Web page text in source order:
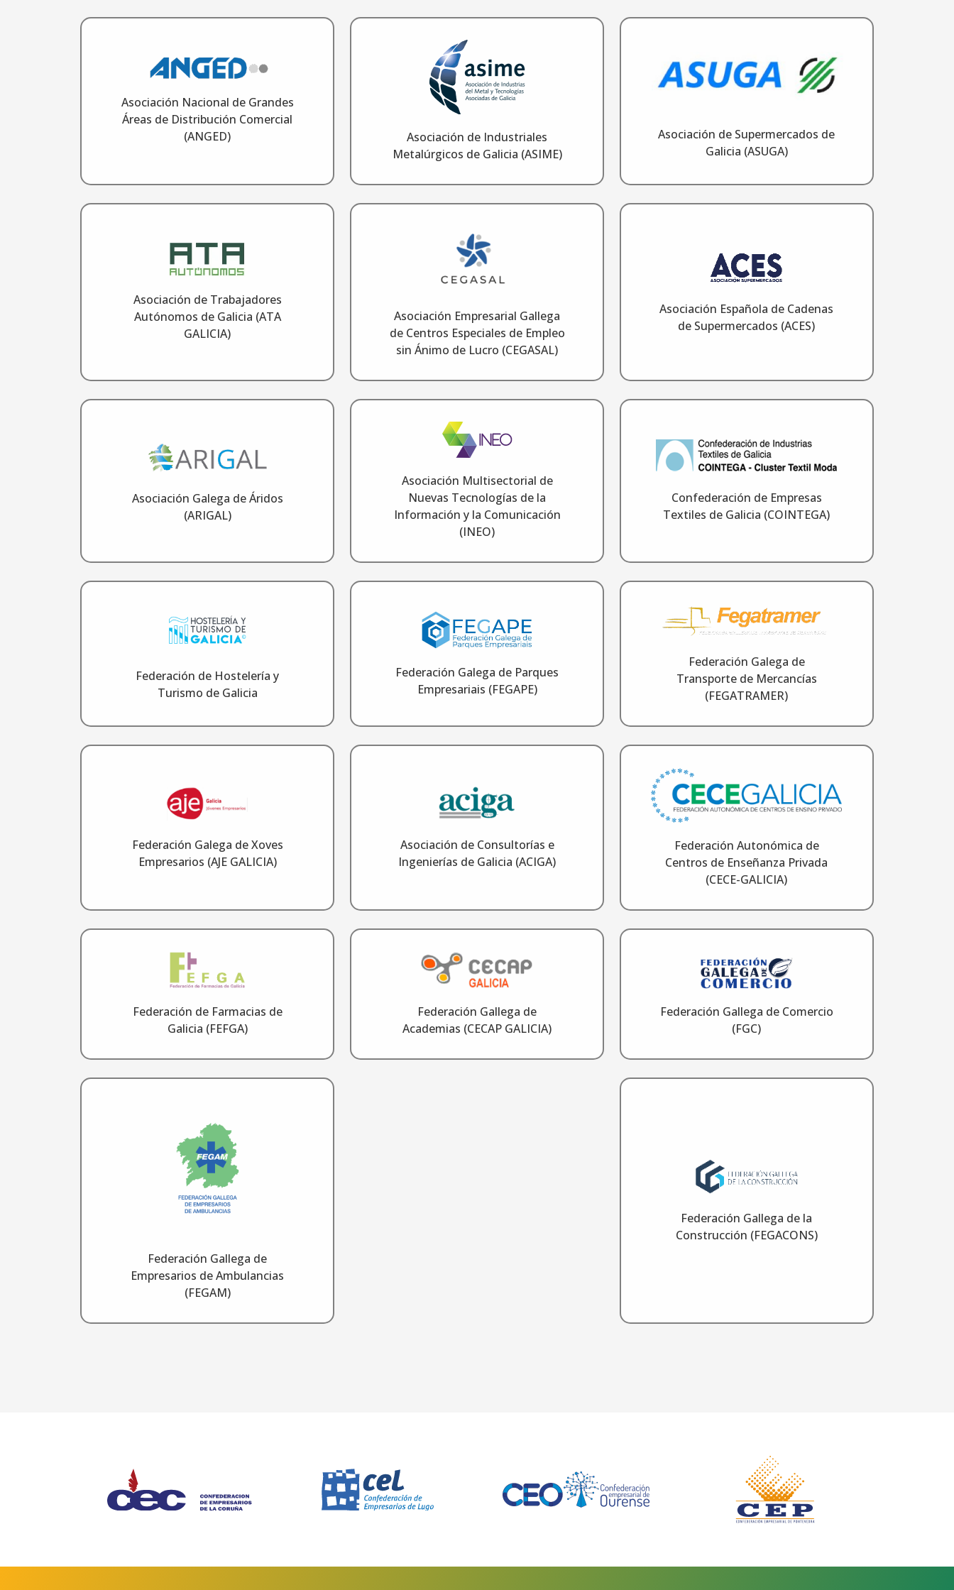
Asociación Nacional de Grandes
Áreas de Distribución Comercial
(ANGED)
Asociación de Industriales
Metalúrgicos de Galicia (ASIME)
Asociación de Supermercados de
Galicia (ASUGA)
Asociación de Trabajadores
Autónomos de Galicia (ATA
GALICIA)
Asociación Empresarial Gallega
de Centros Especiales de Empleo
sin Ánimo de Lucro (CEGASAL)
Asociación Española de Cadenas
de Supermercados (ACES)
Asociación Galega de Áridos
(ARIGAL)
Asociación Multisectorial de
Nuevas Tecnologías de la
Información y la Comunicación
(INEO)
Confederación de Empresas
Textiles de Galicia (COINTEGA)
Federación de Hostelería y
Turismo de Galicia
Federación Galega de Parques
Empresariais (FEGAPE)
Federación Galega de
Transporte de Mercancías
(FEGATRAMER)
Federación Galega de Xoves
Empresarios (AJE GALICIA)
Asociación de Consultorías e
Ingenierías de Galicia (ACIGA)
Federación Autonómica de
Centros de Enseñanza Privada
(CECE-GALICIA)
Federación de Farmacias de
Galicia (FEFGA)
Federación Gallega de
Academias (CECAP GALICIA)
Federación Gallega de Comercio
(FGC)
Federación Gallega de
Empresarios de Ambulancias
(FEGAM)
Federación Gallega de la
Construcción (FEGACONS)